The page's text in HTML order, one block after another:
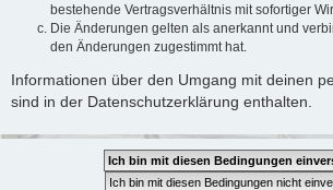
bestehende Vertragsverhältnis mit sofortiger
Die Änderungen gelten als anerkannt und
den Änderungen zugestimmt hat.
Informationen über den Umgang mit deinen
sind in der Datenschutzerklärung enthalten.